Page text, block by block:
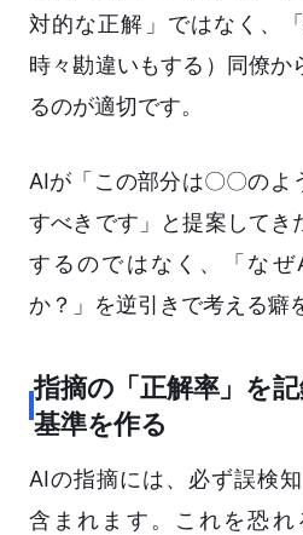
対的な正解」ではなく、
時々勘違いもする）同僚か
るのが適切です。
AIが「この部分は〇〇のよ
すべきです」と提案してき
するのではなく、「な
か？」を逆引きで考える癖
指摘の「正解率」を
基準を作る
AIの指摘には、必ず誤検
含まれます。これを恐